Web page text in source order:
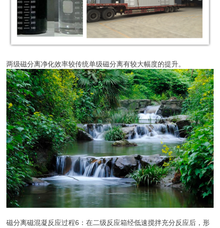
两级磁分离净化效率较传统单级磁分离有较大幅度的提升。
磁分离磁混凝反应过程6：在二级反应箱经低速搅拌充分反应后，形